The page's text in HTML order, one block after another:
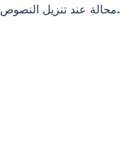
محالة عند تنزيل النصوص ووضعها على محك الواقع.